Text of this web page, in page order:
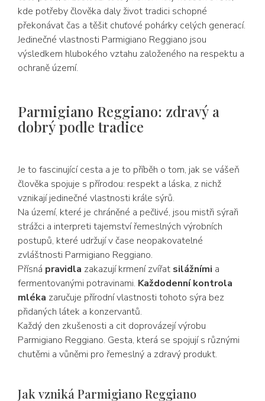
kde potřeby člověka daly život tradici schopné
překonávat čas a těšit chuťové pohárky celých generací.
Jedinečné vlastnosti Parmigiano Reggiano jsou
výsledkem hlubokého vztahu založeného na respektu a
ochraně území.
Parmigiano Reggiano: zdravý a
dobrý podle tradice
Je to fascinující cesta a je to příběh o tom, jak se vášeň
člověka spojuje s přírodou: respekt a láska, z nichž
vznikají jedinečné vlastnosti krále sýrů.
Na území, které je chráněné a pečlivé, jsou mistři sýraři
strážci a interpreti tajemství řemeslných výrobních
postupů, které udržují v čase neopakovatelné
zvláštnosti Parmigiano Reggiano.
Přísná pravidla zakazují krmení zvířat silážními a
fermentovanými potravinami. Každodenní kontrola
mléka zaručuje přírodní vlastnosti tohoto sýra bez
přidaných látek a konzervantů.
Každý den zkušenosti a cit doprovázejí výrobu
Parmigiano Reggiano. Gesta, která se spojují s různými
chutěmi a vůněmi pro řemeslný a zdravý produkt.
Jak vzniká Parmigiano Reggiano